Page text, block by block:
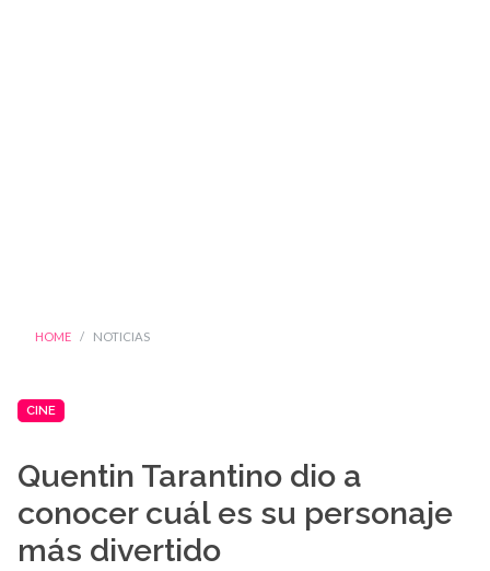
HOME NOTICIAS
CINE
Quentin Tarantino dio a
conocer cuál es su personaje
más divertido